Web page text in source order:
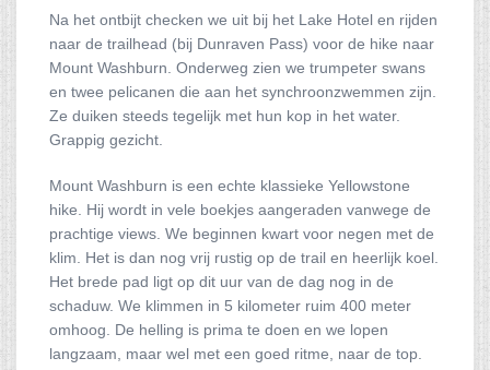
Na het ontbijt checken we uit bij het Lake Hotel en rijden
naar de trailhead (bij Dunraven Pass) voor de hike naar
Mount Washburn. Onderweg zien we trumpeter swans
en twee pelicanen die aan het synchroonzwemmen zijn.
Ze duiken steeds tegelijk met hun kop in het water.
Grappig gezicht.
Mount Washburn is een echte klassieke Yellowstone
hike. Hij wordt in vele boekjes aangeraden vanwege de
prachtige views. We beginnen kwart voor negen met de
klim. Het is dan nog vrij rustig op de trail en heerlijk koel.
Het brede pad ligt op dit uur van de dag nog in de
schaduw. We klimmen in 5 kilometer ruim 400 meter
omhoog. De helling is prima te doen en we lopen
langzaam, maar wel met een goed ritme, naar de top.